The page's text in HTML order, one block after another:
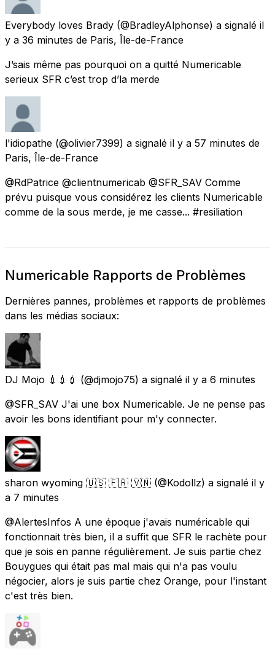
Everybody loves Brady (@BradleyAlphonse) a signalé il
y a 36 minutes de Paris, Île-de-France
J’sais même pas pourquoi on a quitté Numericable
serieux SFR c’est trop d’la merde
l'idiopathe (@olivier7399) a signalé il y a 57 minutes de
Paris, Île-de-France
@RdPatrice @clientnumericab @SFR_SAV Comme
prévu puisque vous considérez les clients Numericable
comme de la sous merde, je me casse... #resiliation
Numericable Rapports de Problèmes
Dernières pannes, problèmes et rapports de problèmes
dans les médias sociaux:
DJ Mojo 💉💉💉 (@djmojo75) a signalé il y a 6 minutes
@SFR_SAV J'ai une box Numericable. Je ne pense pas
avoir les bons identifiant pour m'y connecter.
sharon wyoming 🇺🇸 🇫🇷 🇻🇳 (@Kodollz) a signalé il y
a 7 minutes
@AlertesInfos A une époque j'avais numéricable qui
fonctionnait très bien, il a suffit que SFR le rachète pour
que je sois en panne régulièrement. Je suis partie chez
Bouygues qui était pas mal mais qui n'a pas voulu
négocier, alors je suis partie chez Orange, pour l'instant
c'est très bien.